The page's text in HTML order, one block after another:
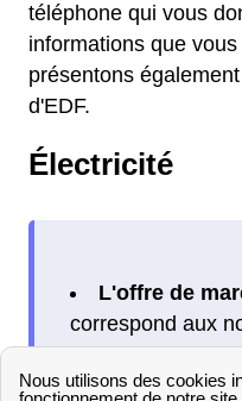
téléphone qui vous
informations que
présentons
d'EDF.
Électricité
L'offre de
correspond aux
les fournisseurs
de l'ouverture du